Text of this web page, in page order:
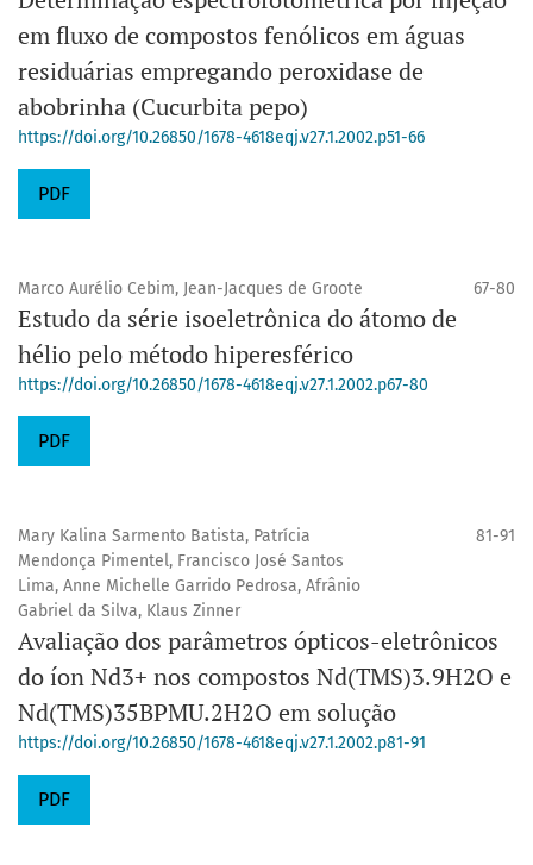
em fluxo de compostos fenólicos em águas
residuárias empregando peroxidase de
abobrinha (Cucurbita pepo)
https://doi.org/10.26850/1678-4618eqj.v27.1.2002.p51-66
PDF
Marco Aurélio Cebim, Jean-Jacques de Groote 67-80
Estudo da série isoeletrônica do átomo de
hélio pelo método hiperesférico
https://doi.org/10.26850/1678-4618eqj.v27.1.2002.p67-80
PDF
Mary Kalina Sarmento Batista, Patrícia
Mendonça Pimentel, Francisco José Santos
Lima, Anne Michelle Garrido Pedrosa, Afrânio
Gabriel da Silva, Klaus Zinner
81-91
Avaliação dos parâmetros ópticos-eletrônicos
do íon Nd3+ nos compostos Nd(TMS)3.9H2O e
Nd(TMS)35BPMU.2H2O em solução
https://doi.org/10.26850/1678-4618eqj.v27.1.2002.p81-91
PDF